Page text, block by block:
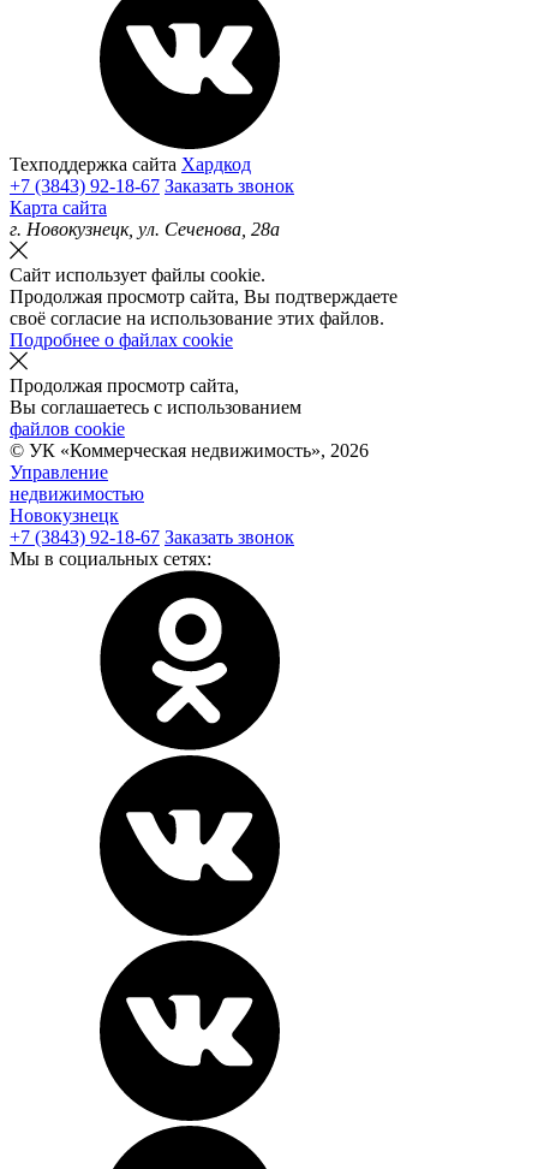
Техподдержка сайта Хардкод
+7 (3843) 92-18-67 Заказать звонок
Карта сайта
г. Новокузнецк, ул. Сеченова, 28а
Сайт использует файлы cookie.
Продолжая просмотр сайта, Вы подтверждаете
своё согласие на использование этих файлов.
Подробнее о файлах cookie
Продолжая просмотр сайта,
Вы соглашаетесь с использованием
файлов cookie
© УК «Коммерческая недвижимость», 2026
Управление
недвижимостью
Новокузнецк
+7 (3843) 92-18-67 Заказать звонок
Мы в социальных сетях: